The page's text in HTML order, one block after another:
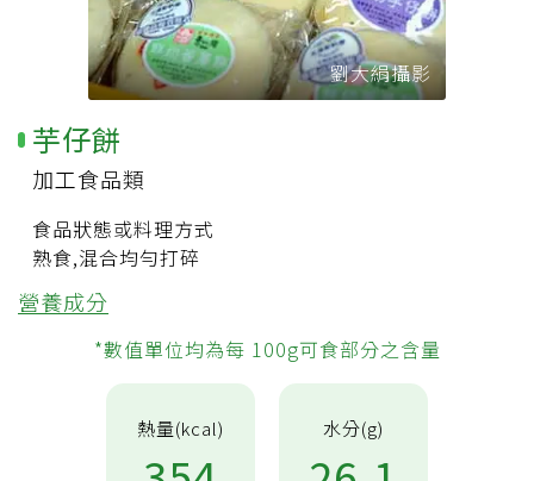
劉大絹攝影
芋仔餅
加工食品類
食品狀態或料理方式
熟食,混合均勻打碎
營養成分
*數值單位均為每 100g可食部分之含量
熱量(kcal) 水分(g)